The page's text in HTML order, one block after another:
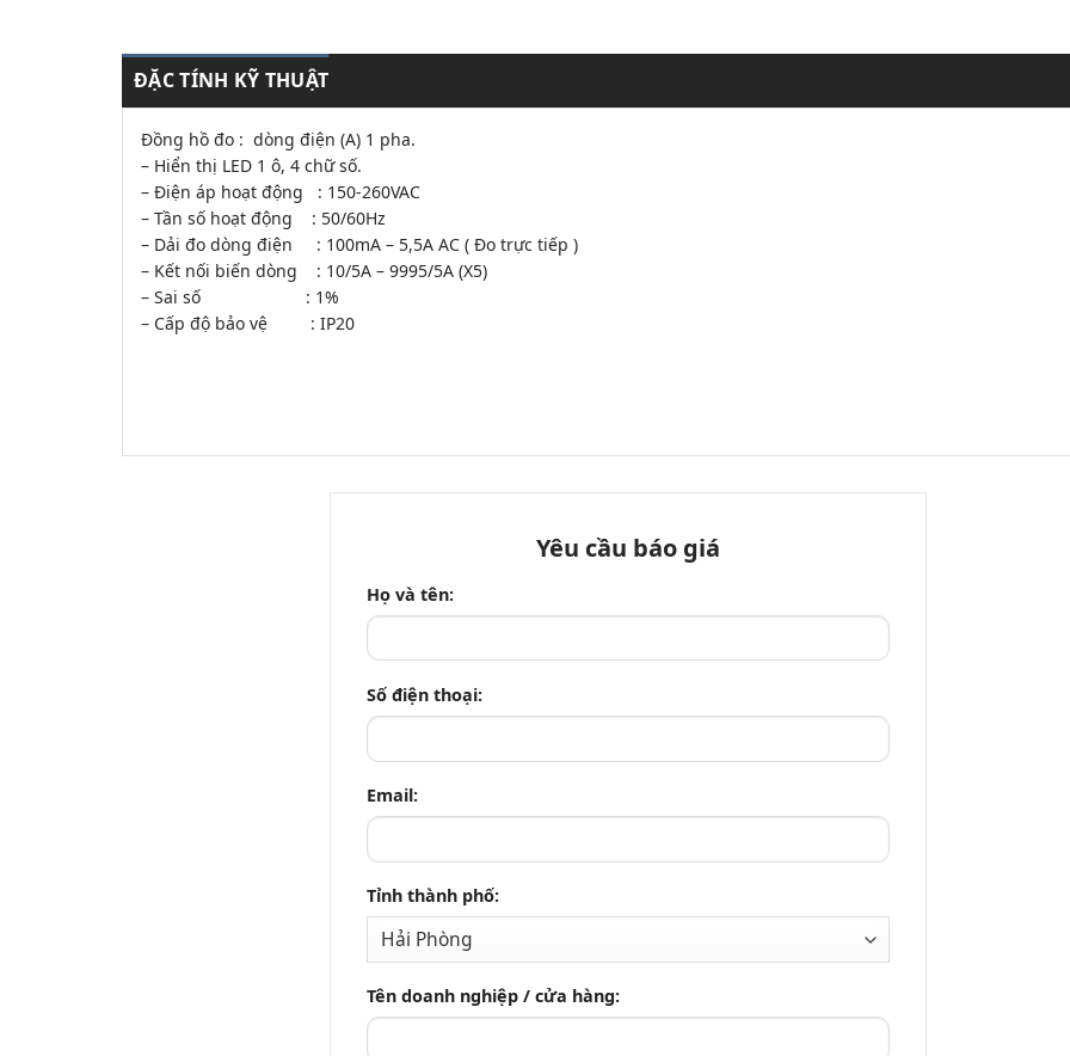
ĐẶC TÍNH KỸ THUẬT
Đồng hồ đo : dòng điện (A) 1 pha.
– Hiển thị LED 1 ô, 4 chữ số.
– Điện áp hoạt động : 150-260VAC
– Tần số hoạt động : 50/60Hz
– Dải đo dòng điện : 100mA – 5,5A AC ( Đo trực tiếp )
– Kết nối biến dòng : 10/5A – 9995/5A (X5)
– Sai số : 1%
– Cấp độ bảo vệ : IP20
Yêu cầu báo giá
Họ và tên:
Số điện thoại:
Email:
Tỉnh thành phố:
Tên doanh nghiệp / cửa hàng: